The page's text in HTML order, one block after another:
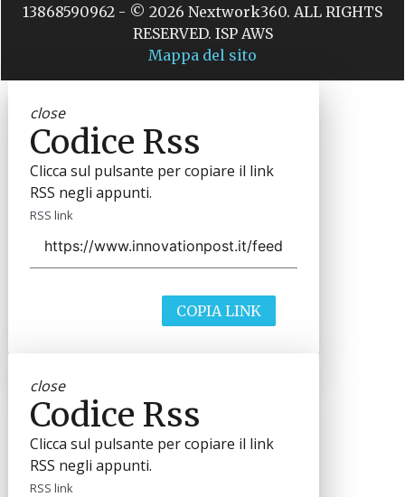
13868590962 - © 2026 Nextwork360. ALL RIGHTS
RESERVED. ISP AWS
Mappa del sito
close
Codice Rss
Clicca sul pulsante per copiare il link
RSS negli appunti.
RSS link
COPIA LINK
close
Codice Rss
Clicca sul pulsante per copiare il link
RSS negli appunti.
RSS link